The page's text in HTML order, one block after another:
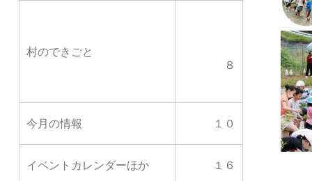
村のできごと
８
今月の情報 １０
イベントカレンダーほか １６